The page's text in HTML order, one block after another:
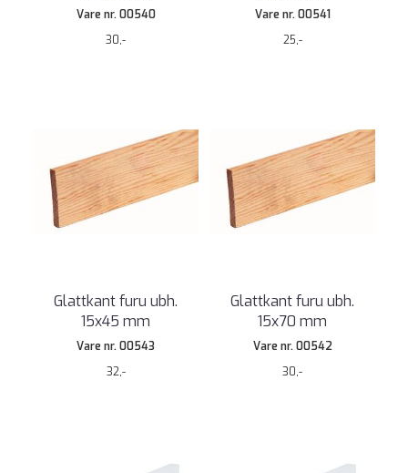
Vare nr. 00540
30,-
Vare nr. 00541
25,-
Glattkant furu ubh.
15x45 mm
Vare nr. 00543
32,-
Glattkant furu ubh.
15x70 mm
Vare nr. 00542
30,-